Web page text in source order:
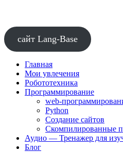
сайт Lang-Base
Главная
Мои увлечения
Робототехника
Программирование
web-
Python
Создание сайтов
Скомпилированные
Аудио — Тренажер для
Блог